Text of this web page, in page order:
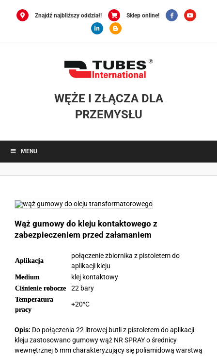
Znajdź najbliższy oddział! Sklep online!
WĘŻE I ZŁĄCZA DLA
PRZEMYSŁU
MENU
Wąż gumowy do kleju kontaktowego z
zabezpieczeniem przed załamaniem
Aplikacja
połączenie zbiornika z pistoletem do
aplikacji kleju
Medium klej kontaktowy
Ciśnienie robocze 22 bary
Temperatura
pracy
+20°C
Opis: Do połączenia 22 litrowej butli z pistoletem do aplikacji
kleju zastosowano gumowy wąż NR SPRAY o średnicy
wewnętrznej 6 mm charakteryzujący się poliamidową warstwą